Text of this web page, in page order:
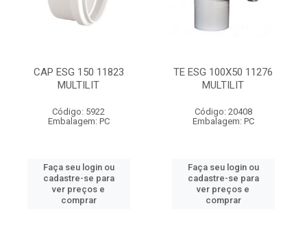
CAP ESG 150 11823
MULTILIT
Código: 5922
Embalagem: PC
Faça seu login ou
cadastre-se para
ver preços e
comprar
TE ESG 100X50 11276
MULTILIT
Código: 20408
Embalagem: PC
Faça seu login ou
cadastre-se para
ver preços e
comprar